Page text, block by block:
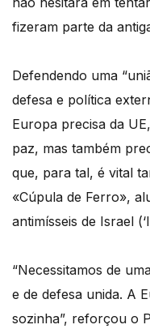
fizeram parte da
Defendendo uma
defesa e política
Europa precisa da
paz, mas também
que, para tal, é vital
«Cúpula de Ferro»,
antimísseis de Israel
“Necessitamos de
e de defesa unida. A
sozinha”, reforçou o